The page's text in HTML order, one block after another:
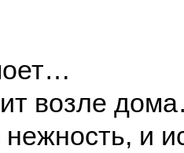
возле
нежность, и